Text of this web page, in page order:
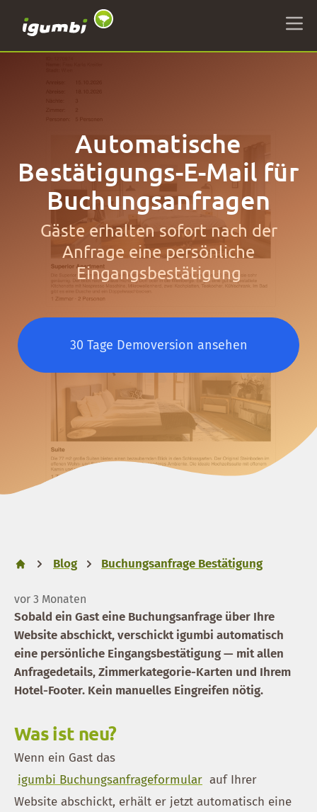
Automatische
Bestätigungs-E-Mail für
Buchungsanfragen
Gäste erhalten sofort nach der
Anfrage eine persönliche
Eingangsbestätigung
30 Tage Demoversion ansehen
Blog Buchungsanfrage Bestätigung
vor 3 Monaten
Sobald ein Gast eine Buchungsanfrage über Ihre
Website abschickt, verschickt igumbi automatisch
eine persönliche Eingangsbestätigung — mit allen
Anfragedetails, Zimmerkategorie-Karten und Ihrem
Hotel-Footer. Kein manuelles Eingreifen nötig.
Was ist neu?
Wenn ein Gast das
igumbi Buchungsanfrageformular auf Ihrer
Website abschickt, erhält er jetzt automatisch eine